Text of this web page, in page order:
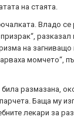
на стаята.
Владо
на
момчето“,
размазана,
Баща му
лекари за